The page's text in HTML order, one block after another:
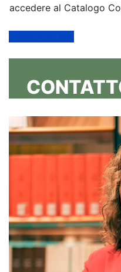
accedere al Catalogo